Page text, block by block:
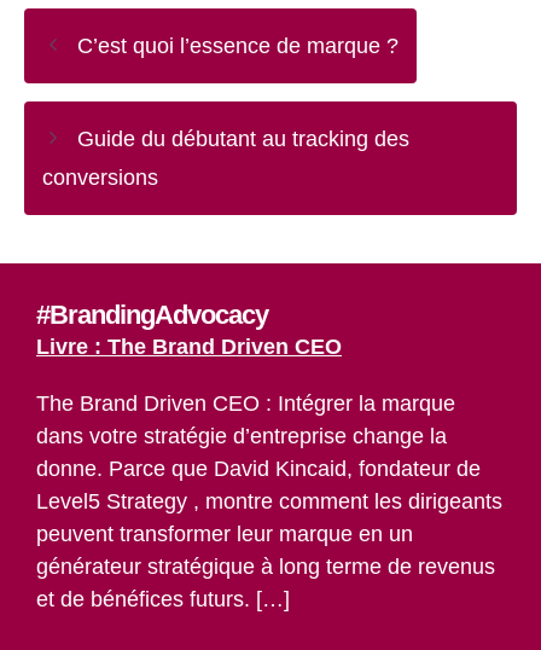
C’est quoi l’essence de marque ?
Guide du débutant au tracking des
conversions
#BrandingAdvocacy
Livre : The Brand Driven CEO
The Brand Driven CEO : Intégrer la marque
dans votre stratégie d’entreprise change la
donne. Parce que David Kincaid, fondateur de
Level5 Strategy , montre comment les dirigeants
peuvent transformer leur marque en un
générateur stratégique à long terme de revenus
et de bénéfices futurs. […]